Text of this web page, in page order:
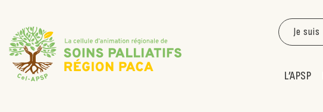
L’APSP
Je suis